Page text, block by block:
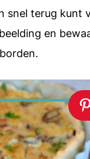
snel terug kunt
en
borden.